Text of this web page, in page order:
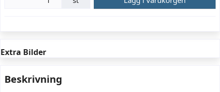
Extra Bilder
Beskrivning